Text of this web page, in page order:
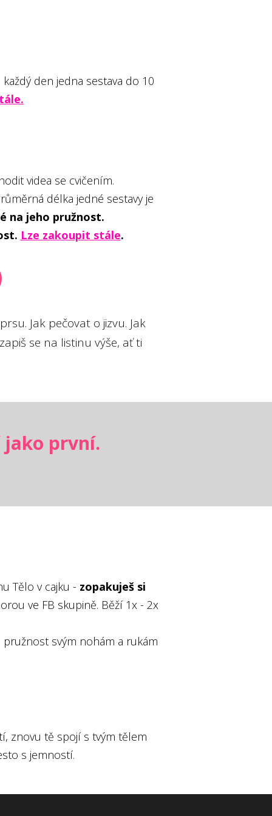
den jedna sestava do 10
videa se cvičením.
délka jedné sestavy je
na jeho pružnost.
Lze zakoupit stále.
Jak pečovat o jizvu. Jak
se na listinu výše, ať ti
jako první.
Tělo v cajku - zopakuješ si
ve FB skupině. Běží 1x - 2x
svým nohám a rukám
znovu tě spojí s tvým tělem
s jemností.